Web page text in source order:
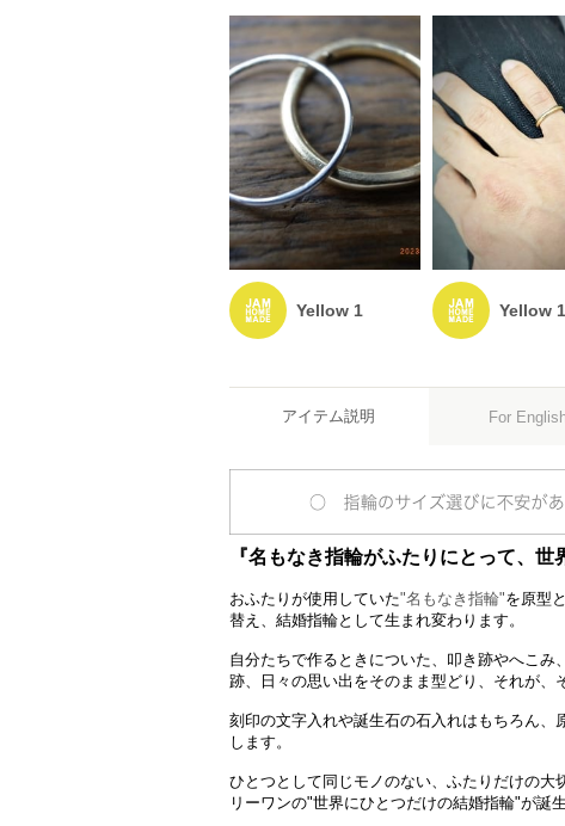
Yellow 1 Yellow 1
アイテム説明 For
『名もなき指輪がふたりにとって、世
おふたりが使用していた"名もなき指輪"を原型
替え、結婚指輪として生まれ変わります。
自分たちで作るときについた、叩き跡やへこみ
跡、日々の思い出をそのまま型どり、それが、
刻印の文字入れや誕生石の石入れはもちろん、
します。
ひとつとして同じモノのない、ふたりだけの大
リーワンの"世界にひとつだけの結婚指輪"が誕生